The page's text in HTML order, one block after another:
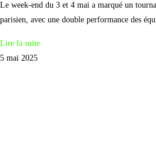
Le week-end du 3 et 4 mai a marqué un
parisien, avec une double performance des
Lire la suite
5 mai 2025